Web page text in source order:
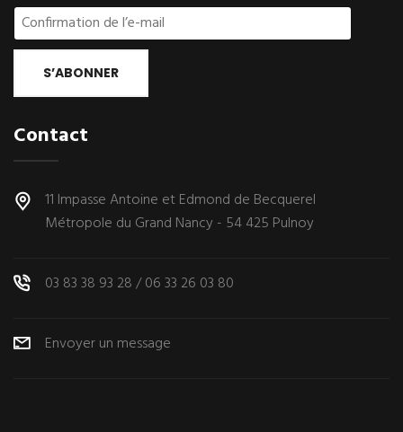
S’ABONNER
Contact
11 Impasse Antoine et Edmond de Becquerel
Métropole du Grand Nancy - 54 425 Pulnoy
03 83 38 93 28/06 33 26 03 80
Envoyer un message